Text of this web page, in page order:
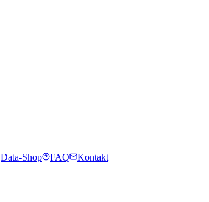
Data-Shop FAQ
Kontakt